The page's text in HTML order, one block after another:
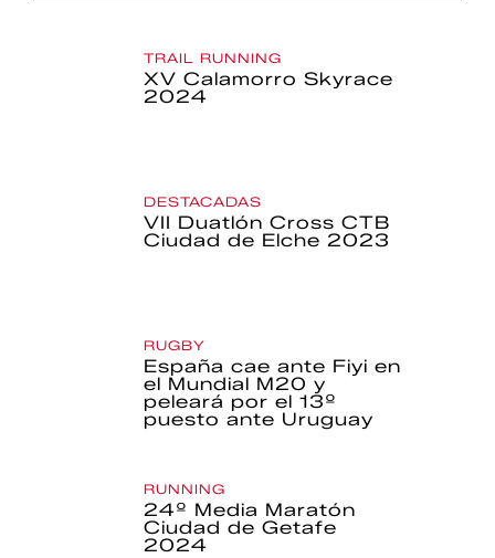
TRAIL RUNNING
XV Calamorro Skyrace
2024
DESTACADAS
VII Duatlón Cross CTB
Ciudad de Elche 2023
RUGBY
España cae ante Fiyi en
el Mundial M20 y
peleará por el 13º
puesto ante Uruguay
RUNNING
24º Media Maratón
Ciudad de Getafe
2024